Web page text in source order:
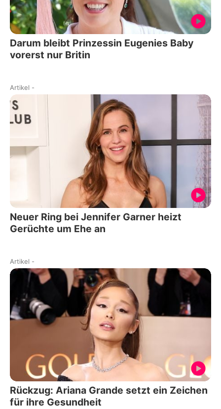
Darum bleibt Prinzessin Eugenies Baby
vorerst nur Britin
Artikel -
Neuer Ring bei Jennifer Garner heizt
Gerüchte um Ehe an
Artikel -
Rückzug: Ariana Grande setzt ein Zeichen
für ihre Gesundheit